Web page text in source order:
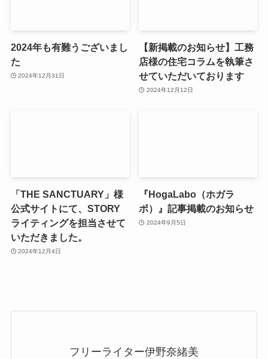
2024年も有難うございまし
た
2024年12月31日
【新掲載のお知らせ】工務
店様の住宅コラムを執筆さ
せていただいております
2024年12月12日
「THE SANCTUARY」様
公式サイトにて、STORY
ライティングを担当させて
いただきました。
2024年12月4日
『HogaLabo（ホガラ
ボ）』記事掲載のお知らせ
2024年9月5日
フリーライター伊野奈緒美